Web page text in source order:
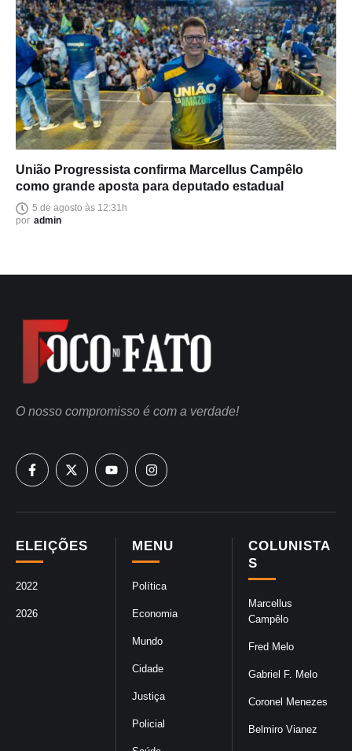
União Progressista confirma Marcellus Campêlo
como grande aposta para deputado estadual
5 de agosto às 12:31h
por admin
COLUNISTA
S
Marcellus
Campêlo
Fred Melo
Gabriel F. Melo
Coronel Menezes
Belmiro Vianez
MENU
Política
Economia
Mundo
Cidade
Justiça
Policial
ELEIÇÕES
2022
2026
O nosso compromisso é com a verdade!